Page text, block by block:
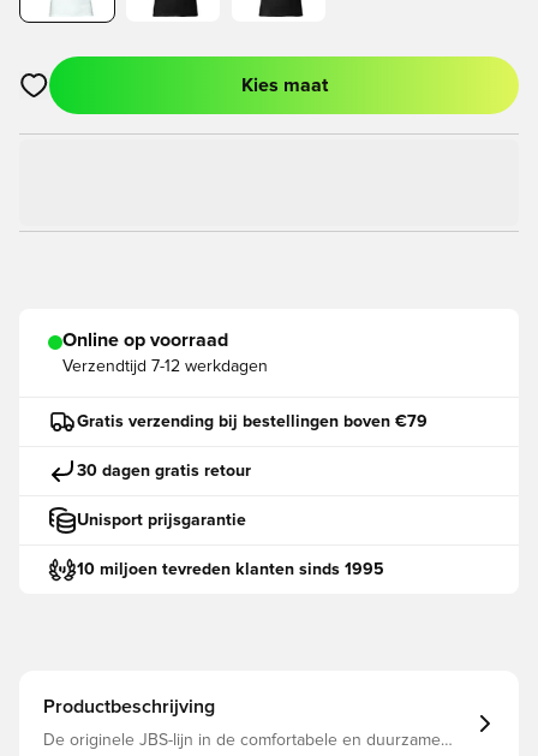
Opent een venster om in te loggen of je aan te melden als lid
Kies maat
Online op voorraad
Verzendtijd 7-12 werkdagen
Gratis verzending bij bestellingen boven €79
30 dagen gratis retour
Unisport prijsgarantie
10 miljoen tevreden klanten sinds 1995
Productbeschrijving
De originele JBS-lijn in de comfortabele en duurzame